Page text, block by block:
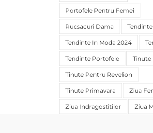
Portofele Pentru Femei
Rucsacuri Dama
Tendinte In Moda 2024
Tendinte Portofele Tinute
Tinute Pentru Revelion
Tinute Primavara Ziua
Ziua Indragostitilor Ziua